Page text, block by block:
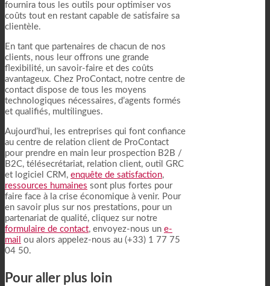
fournira tous les outils pour optimiser vos
coûts tout en restant capable de satisfaire sa
clientèle.
En tant que partenaires de chacun de nos
clients, nous leur offrons une grande
flexibilité, un savoir-faire et des coûts
avantageux. Chez ProContact, notre centre de
contact dispose de tous les moyens
technologiques nécessaires, d’agents formés
et qualifiés, multilingues.
Aujourd’hui, les entreprises qui font confiance
au centre de relation client de ProContact
pour prendre en main leur prospection B2B /
B2C, télésecrétariat, relation client, outil GRC
et logiciel CRM, enquête de satisfaction,
ressources humaines sont plus fortes pour
faire face à la crise économique à venir. Pour
en savoir plus sur nos prestations, pour un
partenariat de qualité, cliquez sur notre
formulaire de contact, envoyez-nous un e-
mail ou alors appelez-nous au (+33) 1 77 75
04 50.
Pour aller plus loin